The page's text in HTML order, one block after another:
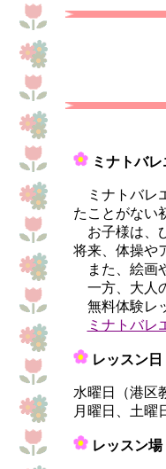
ミナトバ
ミナトバレ
たことがない
お子様は、
将来、体操や
また、絵画
一方、大人
無料体験レ
ミナトバレ
レッスン日
水曜日（港区
月曜日、土曜
レッスン場